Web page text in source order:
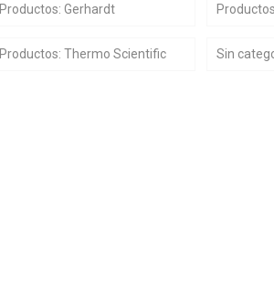
Productos: Gerhardt
Productos: Thermo Scientific Sin